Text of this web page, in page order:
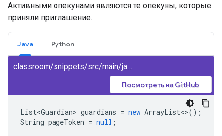
Активными опекунами являются те опекуны, которые
приняли приглашение.
Java Python
classroom/snippets/src/main/java/ListGuardians.java
Посмотреть на GitHub
List<Guardian> guardians = new ArrayList<>();
String pageToken = null ;